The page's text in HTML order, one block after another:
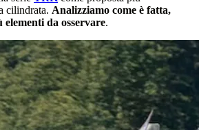
cilindrata. Analizziamo come è fatta,
da osservare.